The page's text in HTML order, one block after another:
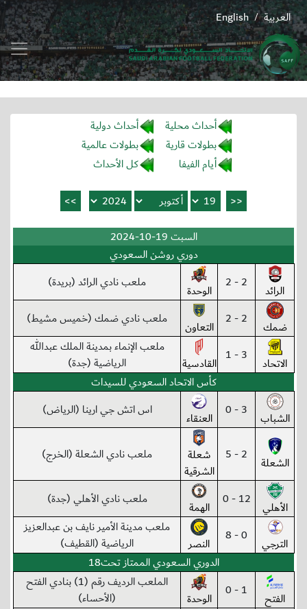
English / العربية
أحداث محلية
أحداث دولية
بطولات قارية
بطولات عالمية
أيام الفيفا
كل الأحداث
السبت 19-10-2024
دوري روشن السعودي
الرائد 2 - 2 الوحدة ملعب نادي الرائد (بريدة)
ضمك 2 - 2 التعاون ملعب نادي ضمك (خميس مشيط)
الاتحاد 3 - 1 القادسية
ملعب الإنماء بمدينة الملك عبدالله
الرياضية (جدة)
كأس الاتحاد السعودي للسيدات
الشباب 3 - 0 العنقاء اس اتش جي ارينا (الرياض)
الشعلة 2 - 5
شعلة
الشرقية
ملعب نادي الشعلة (الخرج)
الأهلي 12 - 0 الهمة ملعب نادي الأهلي (جدة)
الترجي 0 - 8 النصر
ملعب مدينة الأمير نايف بن عبدالعزيز
الرياضية (القطيف)
الدوري السعودي الممتاز تحت18
الفتح 1 - 0 الوحدة
الملعب الرديف رقم (1) بنادي الفتح
(الأحساء)